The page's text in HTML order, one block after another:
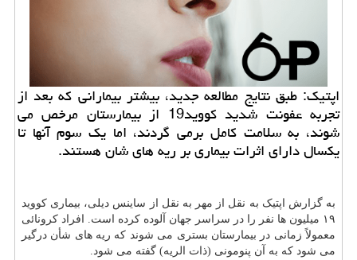
اپتیک: طبق نتایج مطالعه جدید، بیشتر بیمارانی که بعد از
تجربه عفونت شدید کووید19 از بیمارستان مرخص می
شوند، به سلامت کامل برمی گردند، اما یک سوم آنها تا
یکسال دارای اثرات بیماری بر ریه های شان هستند.
به گزارش اپتیک به نقل از مهر به نقل از ساینس دیلی، بیماری کووید
۱۹ میلیون ها نفر را در سراسر جهان آلوده کرده است. افراد کرونائی
معمولاً زمانی در بیمارستان بستری می شوند که ریه های شأن درگیر
می شود که به آن پنومونی (ذات الریه) گفته می شود.